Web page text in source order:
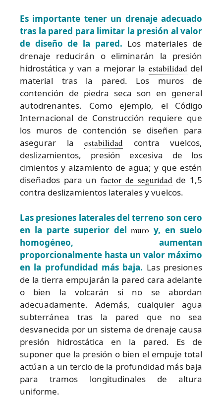
Es importante tener un drenaje adecuado
tras la pared para limitar la presión al valor
de diseño de la pared. Los materiales de
drenaje reducirán o eliminarán la presión
hidrostática y van a mejorar la estabilidad del
material tras la pared. Los muros de
contención de piedra seca son en general
autodrenantes. Como ejemplo, el Código
Internacional de Construcción requiere que
los muros de contención se diseñen para
asegurar la estabilidad contra vuelcos,
deslizamientos, presión excesiva de los
cimientos y alzamiento de agua; y que estén
diseñados para unfactor de seguridad de 1,5
contra deslizamientos laterales y vuelcos.
Las presiones laterales del terreno son cero
en la parte superior delmuro y, en suelo
homogéneo, aumentan
proporcionalmente hasta un valor máximo
en la profundidad más baja. Las presiones
de la tierra empujarán la pared cara adelante
o bien la volcarán si no se abordan
adecuadamente. Además, cualquier agua
subterránea tras la pared que no sea
desvanecida por un sistema de drenaje causa
presión hidrostática en la pared. Es de
suponer que la presión o bien el empuje total
actúan a un tercio de la profundidad más baja
para tramos longitudinales de altura
uniforme.